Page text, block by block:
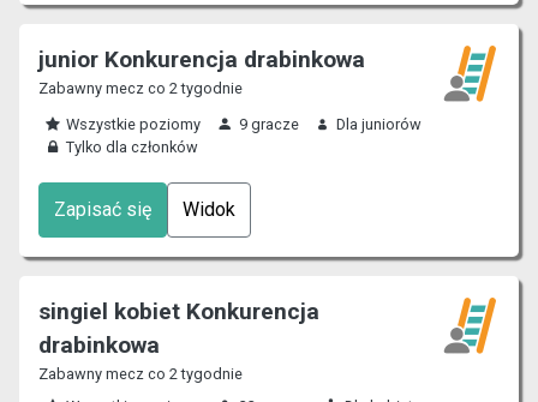
junior Konkurencja drabinkowa
Zabawny mecz co 2 tygodnie
Wszystkie poziomy
9 gracze
Dla juniorów
Tylko dla członków
Zapisać się Widok
singiel kobiet Konkurencja
drabinkowa
Zabawny mecz co 2 tygodnie